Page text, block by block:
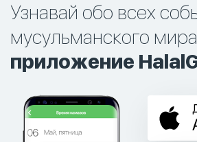
Узнавай обо всех
мусульманского
приложение